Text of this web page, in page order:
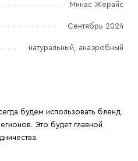
Минас Жерайс
Сентябрь 2024
натуральный, анаэробный
будем использовать бленд
Это будет главной